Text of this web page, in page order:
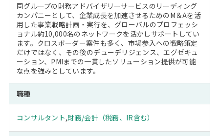
同グループの財務アドバイザリーサービスのリーディング
カンパニーとして、企業成長を加速させるためのM＆Aを活
用した事業戦略計画・実行を、グローバルのプロフェッシ
ョナル約10,000名のネットワークを活かしサポートしてい
ます。クロスボーダー案件も多く、市場参入への戦略策定
だけではなく、その後のデューデリジェンス、エグゼキュ
ーション、PMIまでの一貫したソリューション提供が可能
な点を強みとしています。
職種
コンサルタント,財務/会計（税務、IR含む）